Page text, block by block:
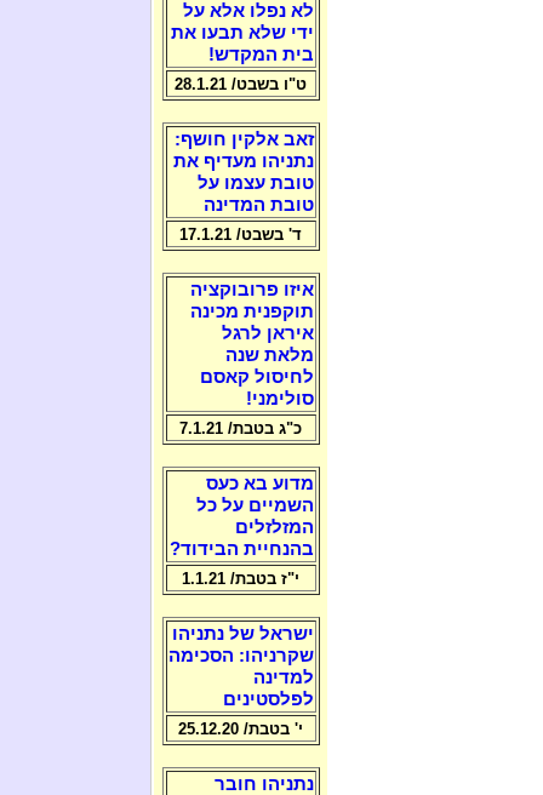
לא נפלו אלא על
ידי שלא תבעו את
בית המקדש!
ט"ו בשבט/ 28.1.21
זאב אלקין חושף:
נתניהו מעדיף את
טובת עצמו על
טובת המדינה
ד' בשבט/ 17.1.21
איזו פרובוקציה
תוקפנית מכינה
איראן לרגל
מלאת שנה
לחיסול קאסם
סולימני!
כ"ג בטבת/ 7.1.21
מדוע בא כעס
השמיים על כל
המזלזלים
בהנחיית הבידוד?
י"ז בטבת/ 1.1.21
ישראל של נתניהו
שקרניהו: הסכימה
למדינה
לפלסטינים
י' בטבת/ 25.12.20
נתניהו חובר